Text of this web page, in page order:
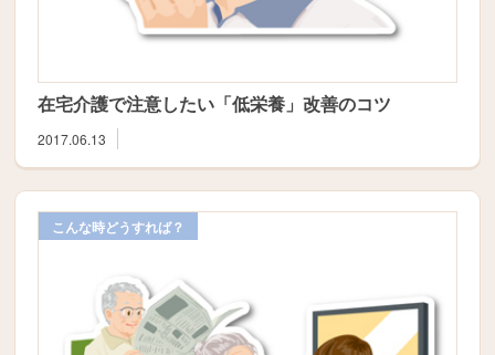
在宅介護で注意したい「低栄養」改善のコツ
2017.06.13
こんな時どうすれば？